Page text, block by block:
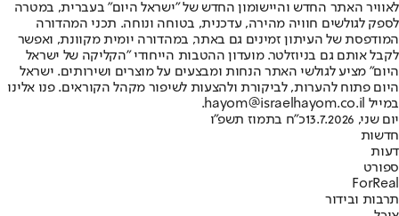
לאוויר האתר החדש והיישומון החדש של "ישראל היום" בעברית, במטרה
לספק לגולשים חוויה מהירה, עדכנית, בטוחה ונוחה. תכני המהדורה
המודפסת של העיתון זמינים גם באתר, במהדורה יומית מקוונת, ואפשר
לקבל אותם גם בניוזלטר. מועדון ההטבות הייחודי "הקליקה של ישראל
היום" מציע לגולשי האתר הנחות ומבצעים על מוצרים ושירותים. ישראל
היום פתוח להערות, לביקורת ולהצעות לשיפור מקהל הקוראים. פנו אלינו
במייל hayom@israelhayom.co.il.
יום שני, 13.7.2026
כ"ח בתמוז תשפ"ו
חדשות
דעות
ספורט
ForReal
תרבות ובידור